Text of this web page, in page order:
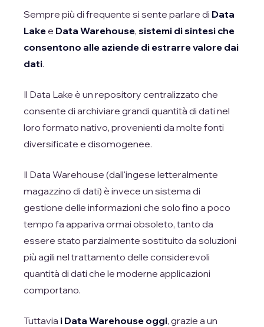
Sempre più di frequente si sente parlare di Data
Lakee Data Warehouse, sistemi di sintesi che
consentono alle aziende di estrarre valore dai
dati.
Il Data Lake è un repository centralizzato che
consente di archiviare grandi quantità di dati nel
loro formato nativo, provenienti da molte fonti
diversificate e disomogenee.
Il Data Warehouse (dall'ingese letteralmente
magazzino di dati) è invece un sistema di
gestione delle informazioni che solo fino a poco
tempo fa appariva ormai obsoleto, tanto da
essere stato parzialmente sostituito da soluzioni
più agili nel trattamento delle considerevoli
quantità di dati che le moderne applicazioni
comportano.
Tuttavia i Data Warehouse oggi, grazie a un